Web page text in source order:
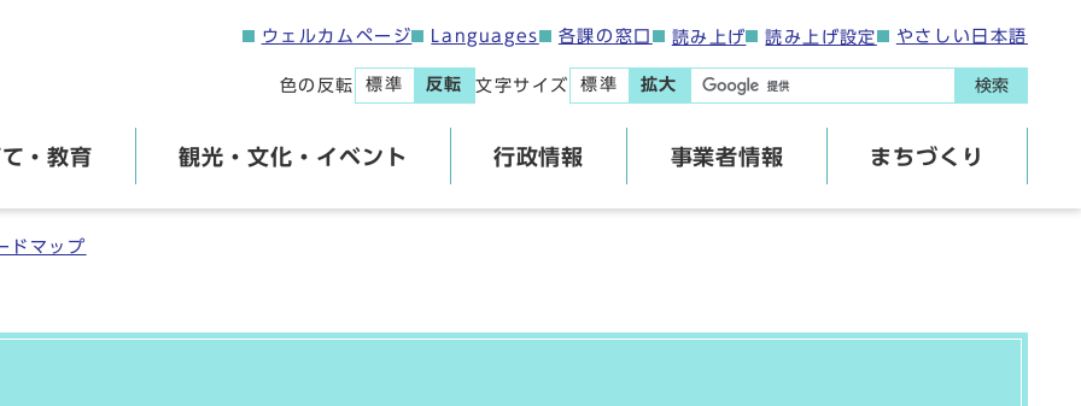
ウェルカムページ Languages 各課の窓口 読み上げ 読み上げ設定 やさしい日本語
色の反転 標準 反転 文字サイズ 標準 拡大 検索
・教育 観光・文化・イベント 行政情報 事業者情報 まちづくり
ドマップ